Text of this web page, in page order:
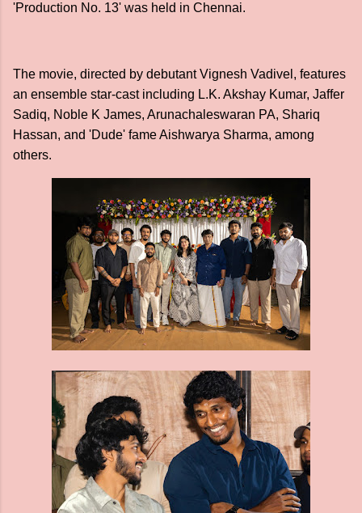
'Production No. 13' was held in Chennai.
The movie, directed by debutant Vignesh Vadivel, features
an ensemble star-cast including L.K. Akshay Kumar, Jaffer
Sadiq, Noble K James, Arunachaleswaran PA, Shariq
Hassan, and 'Dude' fame Aishwarya Sharma, among
others.